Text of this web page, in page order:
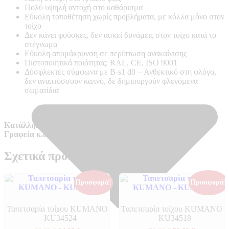
Πολύ υψηλή αντοχή στο καθάρισμα
Εύκολη τοποθέτηση χωρίς προβλήματα, με κόλλα μόνο στον
τοίχο
Δεν κάνει φούσκες, δεν ασκεί δυνάμεις στον τοίχο κατά το
στέγνωμα
Εύκολη απομάκρυνση σε περίπτωση ανακαίνισης
Πιστοποιητικά ποιότητας: RAL, CE, ISO 9001
Δύσφλεκτες σύμφωνα με B-s1 d0 – Ανθεκτικό στη φλόγα,
δεν αναπτύσσουν καπνό, δε δημιουργούν φλεγόμενα
σωματίδια
Κατάλληλο για απαιτητικούς χώρους όπως Ξενοδοχεία,
Γραφεία κ.α.
Σχετικά προϊόντα
Προσφορά!
Ταπετσαρία τοίχου KUMANO
– KU34524
Προσφορά!
Ταπετσαρία τοίχου KUMANO
– KU34518